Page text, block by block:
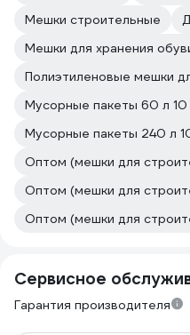
Мешки строительные
Мешки для хранения
Полиэтиленовые мешки
Мусорные пакеты 60 л
Мусорные пакеты 240 л
Оптом (мешки для
Оптом (мешки для
Оптом (мешки для
Сервисное
Гарантия производителя